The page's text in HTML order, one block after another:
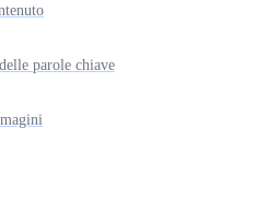
parole chiave